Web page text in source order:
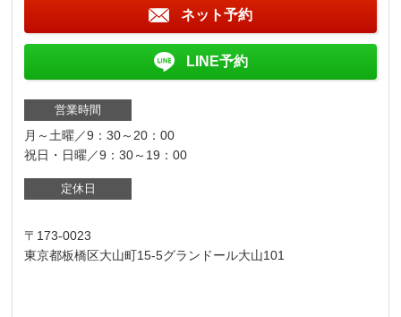
ネット予約
LINE予約
営業時間
月～土曜／9：30～20：00
祝日・日曜／9：30～19：00
定休日
〒173-0023
東京都板橋区大山町15-5グランドール大山101